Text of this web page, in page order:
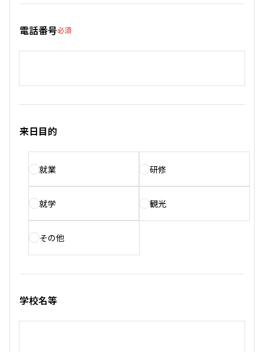
電話番号必須
来日目的
就業 研修
就学 観光
その他
学校名等